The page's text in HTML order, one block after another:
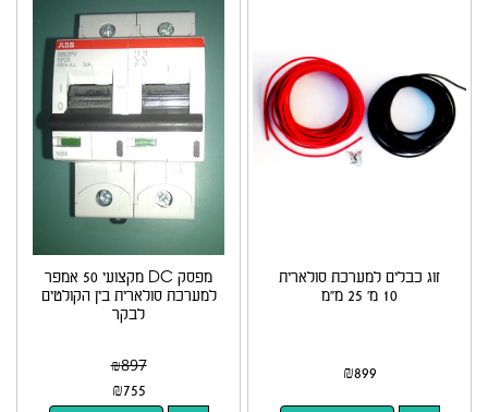
זוג כבלים למערכת סולארית
10 מ' 25 מ"מ
₪899
מפסק DC מקצועי 50 אמפר
למערכת סולארית בין הקולטים
לבקר
₪897
₪755